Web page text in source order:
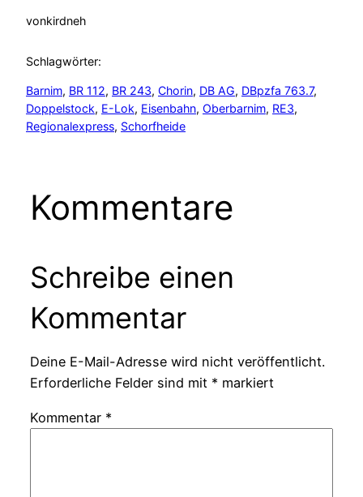
vonkirdneh
Schlagwörter:
Barnim, BR 112, BR 243, Chorin, DB AG, DBpzfa 763.7
Doppelstock, E-Lok, Eisenbahn, Oberbarnim, RE3
Regionalexpress, Schorfheide
Kommentare
Schreibe einen
Kommentar
Deine E-Mail-Adresse wird nicht veröffentlicht.
Erforderliche Felder sind mit * markiert
Kommentar *